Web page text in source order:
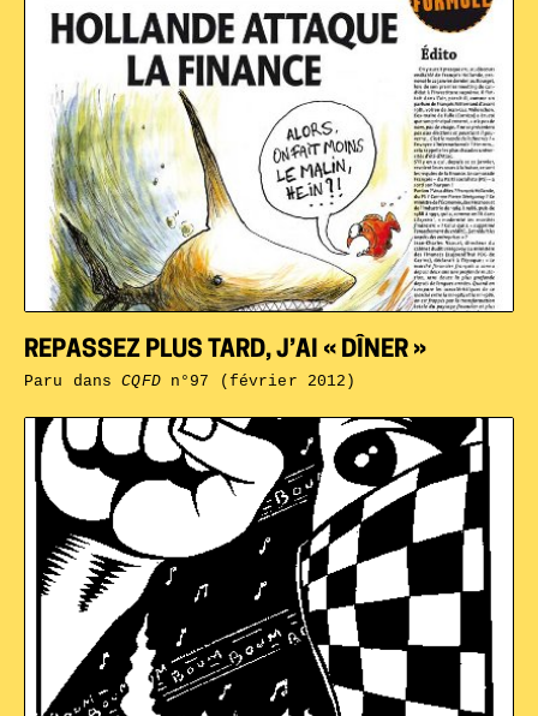
REPASSEZ PLUS TARD, J’AI « DÎNER »
Paru dansCQFDn°97 (février 2012)